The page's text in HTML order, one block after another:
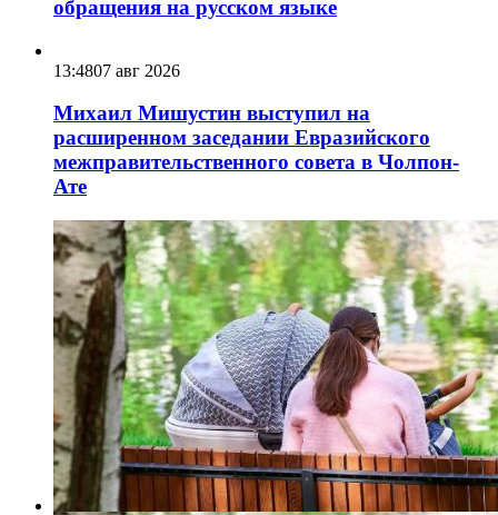
обращения на русском языке
13:4807 авг 2026
Михаил Мишустин выступил на
расширенном заседании Евразийского
межправительственного совета в Чолпон-
Ате